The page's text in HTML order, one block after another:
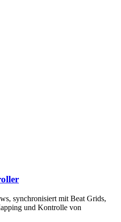
synchronisiert mit Beat Grids,
und Kontrolle von